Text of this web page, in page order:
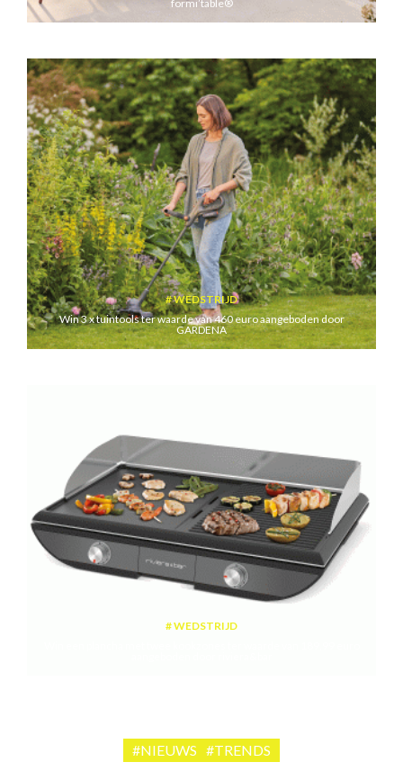
formi’table®
WEDSTRIJD
Win 3 x tuintools ter waarde van 460 euro aangeboden door
GARDENA
WEDSTRIJD
#NIEUWS #TRENDS